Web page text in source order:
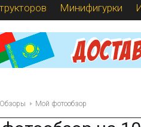
Минифигурки
Обзоры Мой фотообзор